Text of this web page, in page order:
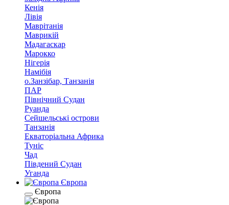
Кенія
Лівія
Маврітанія
Маврикій
Мадагаскар
Марокко
Нігерія
Намібія
о.Занзібар, Танзанія
ПАР
Північний Судан
Руанда
Сейшельські острови
Танзанія
Екваторіальна Африка
Туніс
Чад
Південий Судан
Уганда
Європа
Європа